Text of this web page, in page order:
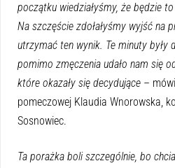
początku wiedziałyśmy, że będzie
Na szczęście zdołałyśmy wyjść na
utrzymać ten wynik. Te minuty były
pomimo zmęczenia udało nam się
które okazały się decydujące –
pomeczowej Klaudia Wnorowska,
Sosnowiec.
Ta porażka boli szczególnie, bo